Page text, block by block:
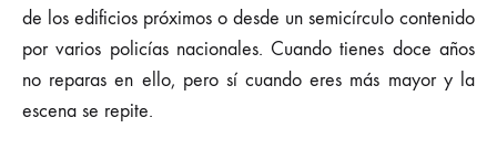
de los edificios próximos o desde un semicírculo contenido
por varios policías nacionales. Cuando tienes doce años
no reparas en ello, pero sí cuando eres más mayor y la
escena se repite.